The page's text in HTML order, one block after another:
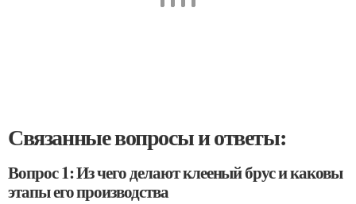
Связанные вопросы и ответы:
Вопрос 1: Из чего делают клееный брус и каковы
этапы его производства